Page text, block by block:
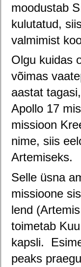
moodustab
kulutatud,
valmimist
Olgu kuidas
võimas
aastat
Apollo 17
missioon
nime, siis
Artemiseks.
Selle üsna
missioone
lend
toimetab
kapsli.
peaks